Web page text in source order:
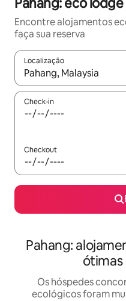
Encontre alojamentos
faça sua reserva
Localização
Quando os resultados
Check-in
Checkout
Pahang:
ótimas
Os hóspedes
ecológicos foram